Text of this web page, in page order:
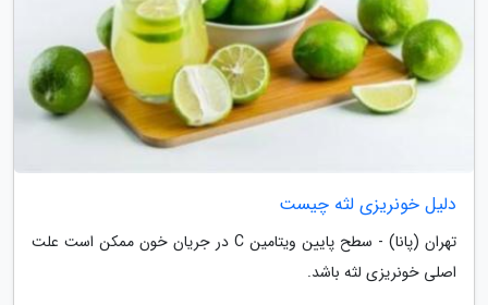
دلیل خونریزی لثه چیست
تهران (پانا) - سطح پایین ویتامین C در جریان خون ممکن است علت
اصلی خونریزی لثه باشد.